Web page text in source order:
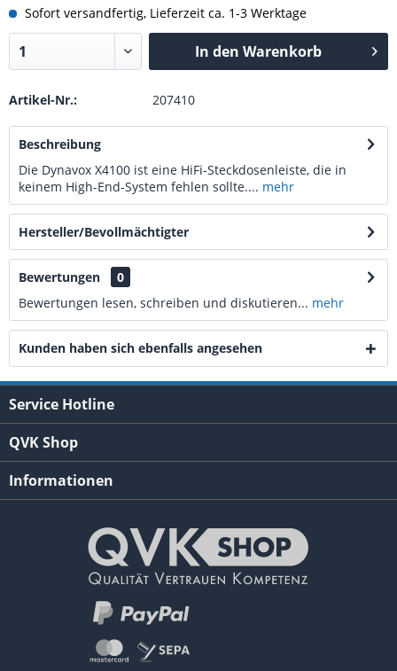
Sofort versandfertig, Lieferzeit ca. 1-3 Werktage
In den Warenkorb
Artikel-Nr.: 207410
Beschreibung
Die Dynavox X4100 ist eine HiFi-Steckdosenleiste, die in
keinem High-End-System fehlen sollte.... mehr
Hersteller/Bevollmächtigter
Bewertungen
0
Bewertungen lesen, schreiben und diskutieren... mehr
Kunden haben sich ebenfalls angesehen
Service Hotline
QVK Shop
Informationen